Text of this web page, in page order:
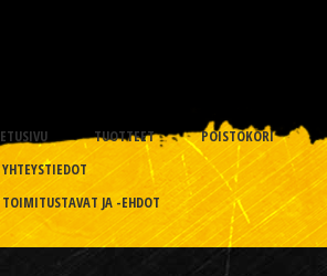
ETUSIVU TUOTTEET
POISTOKORI
YHTEYSTIEDOT
TOIMITUSTAVAT JA -EHDOT